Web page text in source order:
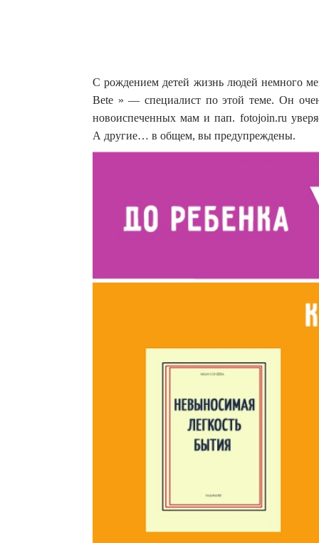
С рождением детей жизнь людей немного
Bete » — специалист по этой теме. Он
новоиспеченных мам и пап. fotojoin.ru
А другие… в общем, вы предупреждены.